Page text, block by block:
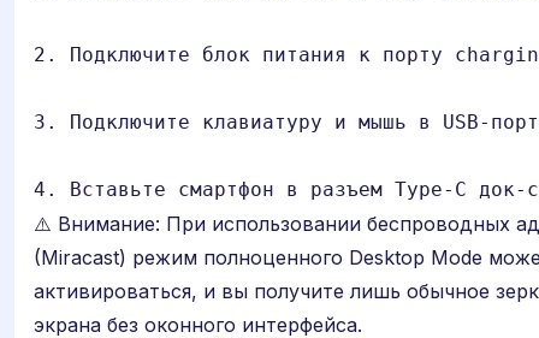
2. Подключите блок питания к порту
3. Подключите клавиатуру и мышь в USB-
4. Вставьте смартфон в разъем Type-C док-
⚠️ Внимание: При использовании беспроводных
(Miracast) режим полноценного Desktop Mode
активироваться, и вы получите лишь обычное
экрана без оконного интерфейса.